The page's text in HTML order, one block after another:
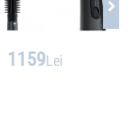
1159Lei